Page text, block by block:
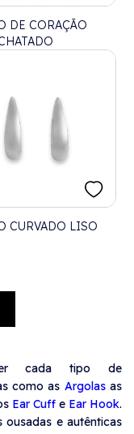
DE CORAÇÃO
CURVADO LISO
cada tipo de
como as Argolasas
Ear Cuffe Ear Hook.
ousadas e autênticas